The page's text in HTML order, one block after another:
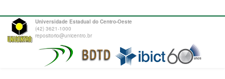
Universidade Estadual do Centro-Oeste
(42) 3621-1000
repositorio@unicentro.br